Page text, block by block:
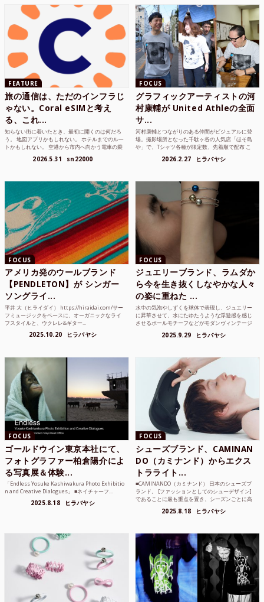
FEATURE
旅の通信は、ただのインフラじ
ゃない。Coral eSIMと考え
る、これ...
知らない街に着いたとき、最初に開くのは何だろ
う。 地図アプリかもしれない。 ホテルまでのルー
トかもしれない。 空港から市内へ向かう電車の乗
2026.5.31 sn22000
FOCUS
グラフィックアーティストの河
村康輔が United Athleの全面
サ...
河村康輔とつながりのある仲間がビジュアルに登
場。撮影場所となった千駄ヶ谷の人気店「ほそ島
や」で、Tシャツ各種が限定数、先着順で配布 こ
2026.2.27 ヒラバヤシ
FOCUS
アメリカ発のウールブランド
【PENDLETON】が シンガー
ソングライ...
平井 大（ヒライダイ） https://hiraidai.com/サー
フミュージックをベースに、オーガニックなライ
フスタイルと、ウクレレ&ギター...
2025.10.20 ヒラバヤシ
FOCUS
ジュエリーブランド、ラムダか
ら今を生き抜くしなやかな人々
の姿に重ねた ...
水中の気泡やしずくを球体で表現し、ジュエリー
に昇華させて、水にたゆたうような浮遊感を感じ
させるボールモチーフなどがモダンヴィンテージ
2025.9.29 ヒラバヤシ
FOCUS
ゴールドウイン東京本社にて、
フォトグラファー柏倉陽介によ
る写真展＆体験...
「Endless Yosuke Kashiwakura Photo Exhibitio
n and Creative Dialogues」 ■ネイチャーフ...
2025.8.18 ヒラバヤシ
FOCUS
シューズブランド、CAMINAN
DO（カミナンド）からエクス
トラライト...
■CAMINANDO（カミナンド） 日本のシューズブ
ランド。 [ファッションとしてのシューデザイン]
であることに最も重点を置き、シーズンごとに高
2025.8.18 ヒラバヤシ